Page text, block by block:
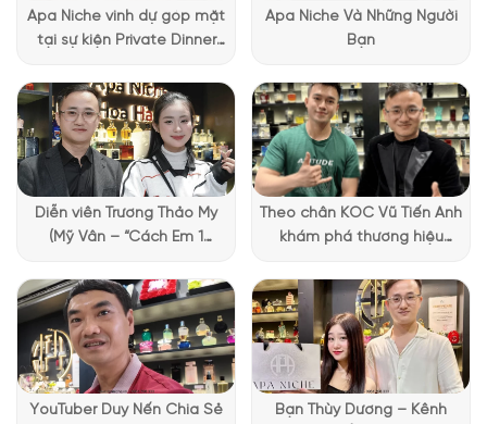
Apa Niche vinh dự góp mặt
tại sự kiện Private Dinner
Vietnam
Apa Niche Và Những Người
Bạn
Diễn viên Trương Thảo My
(Mỹ Vân – “Cách Em 1
chia sẻ trải nghiệm chọn
nước hoa đầy thú vị
Theo chân KOC Vũ Tiến Anh
khám phá thương hiệu
YouTuber Duy Nến Chia Sẻ
Bạn Thùy Dương – Kênh